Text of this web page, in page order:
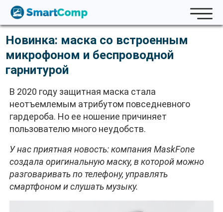
Новинка: маска со встроенным
микрофоном и беспроводной
гарнитурой
В 2020 году защитная маска стала
неотъемлемым атрибутом повседневного
гардероба. Но ее ношение причиняет
пользователю много неудобств.
У нас приятная новость: компания MaskFone
создала оригинальную маску, в которой можно
разговаривать по телефону, управлять
смартфоном и слушать музыку.